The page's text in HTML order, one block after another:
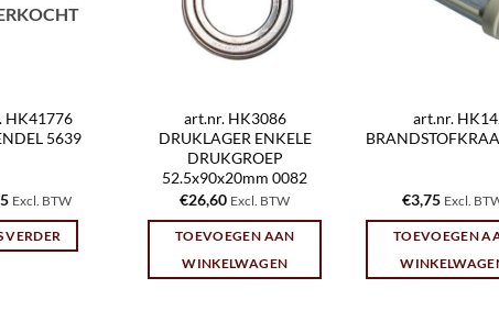
HK41776
5639
Excl. BTW
VERDER
art.nr. HK3086
DRUKLAGER ENKELE
DRUKGROEP
52.5x90x20mm 0082
€26,60 Excl. BTW
TOEVOEGEN AAN
WINKELWAGEN
art.nr.
€3,75 Excl.
TOEVOEGEN